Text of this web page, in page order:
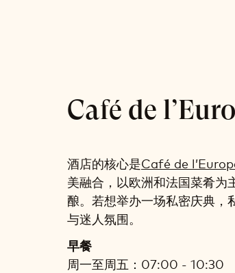
Café de
酒店的核心是Café de
美融合，以欧洲和法国菜肴为
酿。若想举办一场私密庆典，
与迷人氛围。
早餐
周一至周五：07:00 - 10:30